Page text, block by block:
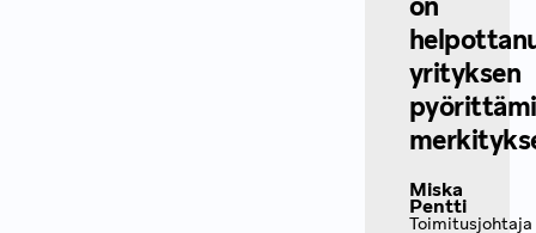
yrityksen
Miska
Pentti
Toimitusjohtaja